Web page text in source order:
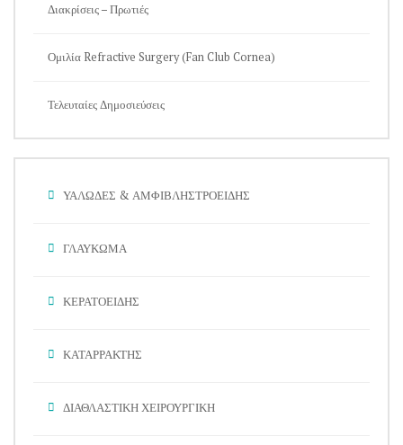
Διακρίσεις – Πρωτιές
Ομιλία Refractive Surgery (Fan Club Cornea)
Τελευταίες Δημοσιεύσεις
ΥΑΛΩΔΕΣ & ΑΜΦΙΒΛΗΣΤΡΟΕΙΔΗΣ
ΓΛΑΥΚΩΜΑ
ΚΕΡΑΤΟΕΙΔΗΣ
ΚΑΤΑΡΡΑΚΤΗΣ
ΔΙΑΘΛΑΣΤΙΚΗ ΧΕΙΡΟΥΡΓΙΚΗ